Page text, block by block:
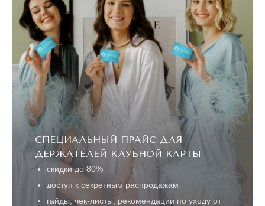
СПЕЦИАЛЬНЫЙ ПРАЙС ДЛЯ
ДЕРЖАТЕЛЕЙ КЛУБНОЙ КАРТЫ
скидки до 80%
доступ к секретным распродажам
гайды, чек-листы, рекомендации по уходу от